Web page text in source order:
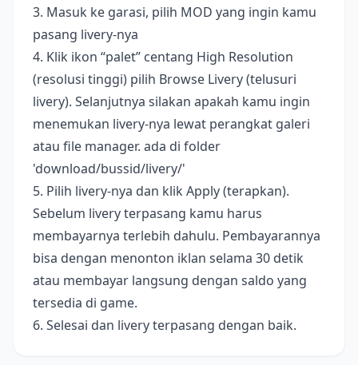
3. Masuk ke garasi, pilih MOD yang ingin kamu
pasang livery-nya
4. Klik ikon “palet” centang High Resolution
(resolusi tinggi) pilih Browse Livery (telusuri
livery). Selanjutnya silakan apakah kamu ingin
menemukan livery-nya lewat perangkat galeri
atau file manager. ada di folder
'download/bussid/livery/'
5. Pilih livery-nya dan klik Apply (terapkan).
Sebelum livery terpasang kamu harus
membayarnya terlebih dahulu. Pembayarannya
bisa dengan menonton iklan selama 30 detik
atau membayar langsung dengan saldo yang
tersedia di game.
6. Selesai dan livery terpasang dengan baik.